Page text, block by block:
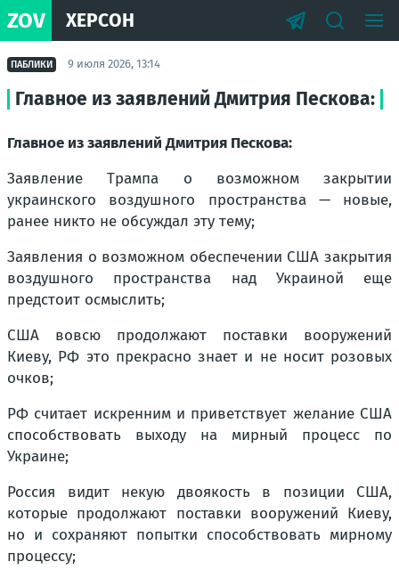
ZOV ХЕРСОН
ПАБЛИКИ 9 июля 2026, 13:14
Главное из заявлений Дмитрия Пескова:
Главное из заявлений Дмитрия Пескова:
Заявление Трампа о возможном закрытии
украинского воздушного пространства — новые,
ранее никто не обсуждал эту тему;
Заявления о возможном обеспечении США закрытия
воздушного пространства над Украиной еще
предстоит осмыслить;
США вовсю продолжают поставки вооружений
Киеву, РФ это прекрасно знает и не носит розовых
очков;
РФ считает искренним и приветствует желание США
способствовать выходу на мирный процесс по
Украине;
Россия видит некую двоякость в позиции США,
которые продолжают поставки вооружений Киеву,
но и сохраняют попытки способствовать мирному
процессу;